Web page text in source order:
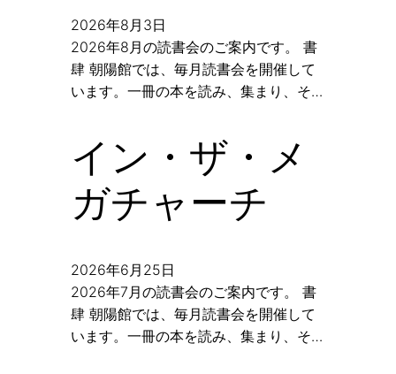
2026年8月3日
2026年8月の読書会のご案内です。 書
肆 朝陽館では、毎月読書会を開催して
います。一冊の本を読み、集まり、そ…
イン・ザ・メ
ガチャーチ
2026年6月25日
2026年7月の読書会のご案内です。 書
肆 朝陽館では、毎月読書会を開催して
います。一冊の本を読み、集まり、そ…